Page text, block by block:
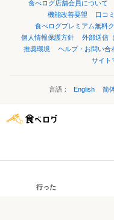
食べログ店舗会員について
機能改善要望
口コ
食べログプレミアム無料
個人情報保護方針
外部送信
推奨環境
ヘルプ・お問い合
サイト
言語： English 简
行った